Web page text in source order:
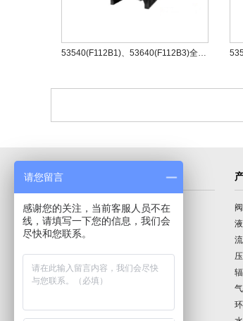
53540(F112B1)、53640(F112B3)全自动过滤阀
导航菜单
首页
公司介绍
产品展示
技术园地
行业动态
请您留言
感谢您的关注，当前客服人员不在
线，请填写一下您的信息，我们会
尽快和您联系。